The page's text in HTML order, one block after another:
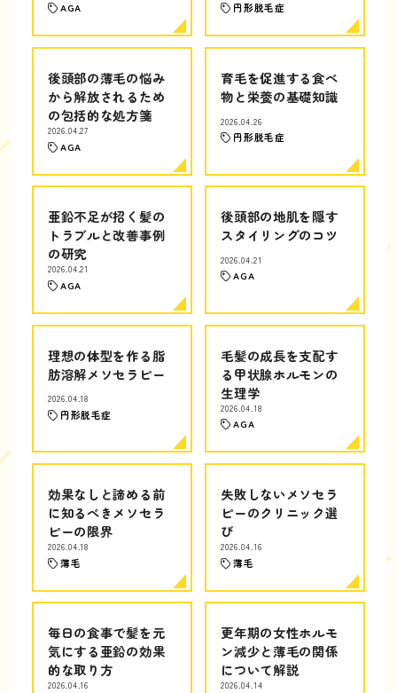
AGA 円形脱毛症
後頭部の薄毛の悩み
から解放されるため
の包括的な処方箋
2026.04.27
AGA
育毛を促進する食べ
物と栄養の基礎知識
2026.04.26
円形脱毛症
亜鉛不足が招く髪の
トラブルと改善事例
の研究
2026.04.21
AGA
後頭部の地肌を隠す
スタイリングのコツ
2026.04.21
AGA
理想の体型を作る脂
肪溶解メソセラピー
2026.04.18
円形脱毛症
毛髪の成長を支配す
る甲状腺ホルモンの
生理学
2026.04.18
AGA
効果なしと諦める前
に知るべきメソセラ
ピーの限界
2026.04.18
薄毛
失敗しないメソセラ
ピーのクリニック選
び
2026.04.16
薄毛
毎日の食事で髪を元
気にする亜鉛の効果
的な取り方
2026.04.16
更年期の女性ホルモ
ン減少と薄毛の関係
について解説
2026.04.14